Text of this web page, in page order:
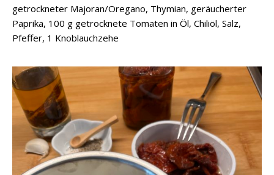
getrockneter Majoran/Oregano, Thymian, geräucherter
Paprika, 100 g getrocknete Tomaten in Öl, Chiliöl, Salz,
Pfeffer, 1 Knoblauchzehe